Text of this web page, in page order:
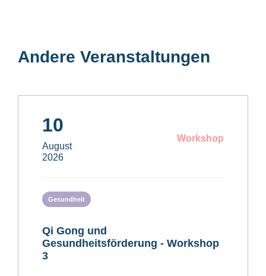
Andere Veranstaltungen
10
August
2026
Workshop
Gesundheit
Qi Gong und
Gesundheitsförderung - Workshop
3